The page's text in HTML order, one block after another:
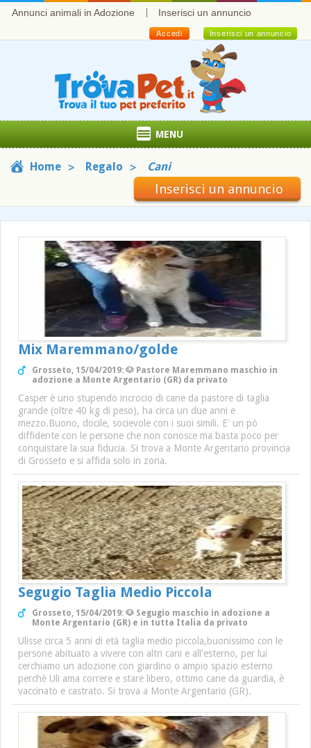
Annunci animali in Adozione Inserisci un annuncio
Inserisci un annuncio
Accedi
MENU
Home Regalo Cani
Inserisci un annuncio
Mix Maremmano/golde
Grosseto, 15/04/2019: 🐶 Pastore Maremmano maschio in
adozione a Monte Argentario (GR) da privato
Casper è uno stupendo incrocio di cane da pastore di taglia
grande (oltre 40 kg di peso), ha circa un due anni e
mezzo.Buono, docile, socievole con i suoi simili. E' un pò
diffidente con le persone che non conosce ma basta poco per
conquistare la sua fiducia. Si trova a Monte Argentario provincia
di Grosseto e si affida solo in zona.
Segugio Taglia Medio Piccola
Grosseto, 15/04/2019: 🐶 Segugio maschio in adozione a
Monte Argentario (GR) e in tutta Italia da privato
Ulisse circa 5 anni di età taglia medio piccola,buonissimo con le
persone abituato a vivere con altri cani e all'esterno, per lui
cerchiamo un adozione con giardino o ampio spazio esterno
perchè Uli ama correre e stare libero, ottimo cane da guardia, è
vaccinato e castrato. Si trova a Monte Argentario (GR).